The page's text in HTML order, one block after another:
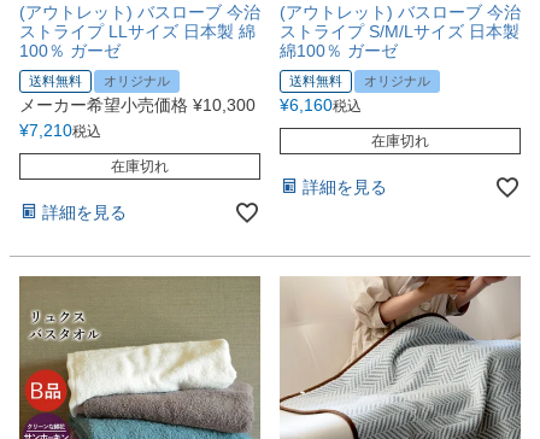
(アウトレット) バスローブ 今治
ストライプ LLサイズ 日本製 綿
100％ ガーゼ
送料無料 オリジナル
メーカー希望小売価格 ¥10,300
¥7,210税込
在庫切れ
詳細を見る
(アウトレット) バスローブ 今治
ストライプ S/M/Lサイズ 日本製
綿100％ ガーゼ
送料無料 オリジナル
¥6,160税込
在庫切れ
詳細を見る